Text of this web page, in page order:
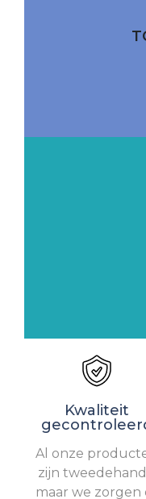
Kwaliteit
Al onze
zijn
maar we zorgen